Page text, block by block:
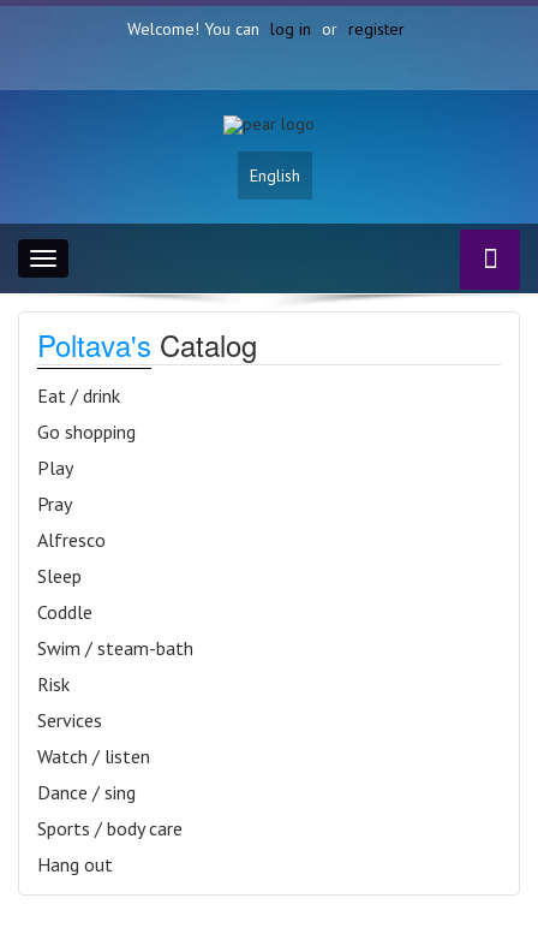
Welcome! You can log in or register
English
Toggle
navigation
Poltava's Catalog
Eat / drink
Go shopping
Play
Pray
Alfresco
Sleep
Coddle
Swim / steam-bath
Risk
Services
Watch / listen
Dance / sing
Sports / body care
Hang out